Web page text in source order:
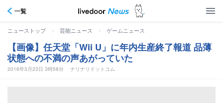
一覧
ニューストップ > 芸能ニュース > ゲームニュース
【画像】任天堂「Wii U」に年内生産終了報道 品薄
状態への不満の声あがっていた
2016年3月23日 3時58分 ナリナリドットコム